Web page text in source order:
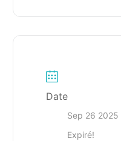
Date
Sep 26 2025
Expiré!